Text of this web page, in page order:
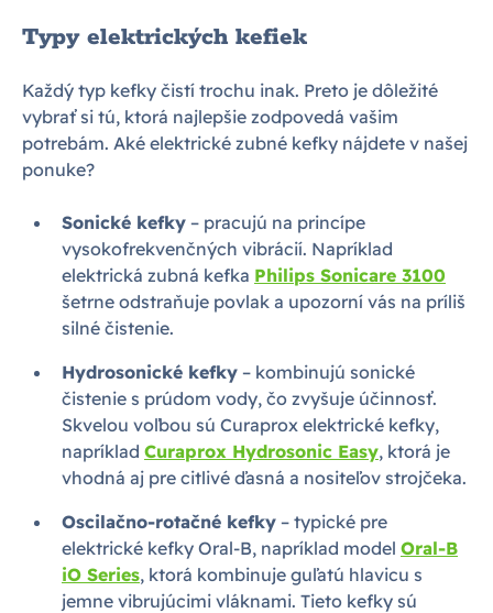
Typy elektrických kefiek
Každý typ kefky čistí trochu inak. Preto je dôležité
vybrať si tú, ktorá najlepšie zodpovedá vašim
potrebám. Aké elektrické zubné kefky nájdete v našej
ponuke?
Sonické kefky – pracujú na princípe
vysokofrekvenčných vibrácií. Napríklad
elektrická zubná kefka Philips Sonicare 3100
šetrne odstraňuje povlak a upozorní vás na príliš
silné čistenie.
Hydrosonické kefky – kombinujú sonické
čistenie s prúdom vody, čo zvyšuje účinnosť.
Skvelou voľbou sú Curaprox elektrické kefky,
napríklad Curaprox Hydrosonic Easy, ktorá je
vhodná aj pre citlivé ďasná a nositeľov strojčeka.
Oscilačno-rotačné kefky – typické pre
elektrické kefky Oral-B, napríklad model Oral-B
iO Series, ktorá kombinuje guľatú hlavicu s
jemne vibrujúcimi vláknami. Tieto kefky sú